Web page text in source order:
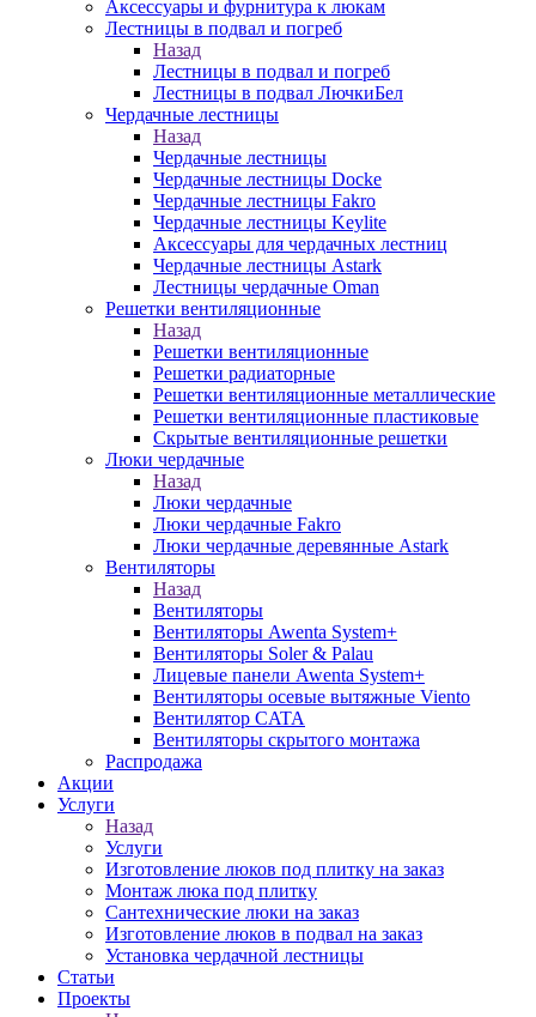
Аксессуары и фурнитура к люкам
Лестницы в подвал и погреб
Назад
Лестницы в подвал и погреб
Лестницы в подвал ЛючкиБел
Чердачные лестницы
Назад
Чердачные лестницы
Чердачные лестницы Docke
Чердачные лестницы Fakro
Чердачные лестницы Keylite
Аксессуары для чердачных лестниц
Чердачные лестницы Astark
Лестницы чердачные Oman
Решетки вентиляционные
Назад
Решетки вентиляционные
Решетки радиаторные
Решетки вентиляционные металлические
Решетки вентиляционные пластиковые
Скрытые вентиляционные решетки
Люки чердачные
Назад
Люки чердачные
Люки чердачные Fakro
Люки чердачные деревянные Astark
Вентиляторы
Назад
Вентиляторы
Вентиляторы Awenta System+
Вентиляторы Soler & Palau
Лицевые панели Awenta System+
Вентиляторы осевые вытяжные Viento
Вентилятор CATA
Вентиляторы скрытого монтажа
Распродажа
Акции
Услуги
Назад
Услуги
Изготовление люков под плитку на заказ
Монтаж люка под плитку
Сантехнические люки на заказ
Изготовление люков в подвал на заказ
Установка чердачной лестницы
Статьи
Проекты